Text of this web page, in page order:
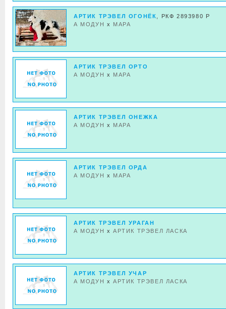
АРТИК ТРЭВЕЛ ОГОНЁК
, РКФ 2893980 Р
А МОДУН x МАРА
АРТИК ТРЭВЕЛ ОРТО
А МОДУН x МАРА
АРТИК ТРЭВЕЛ ОНЕЖКА
А МОДУН x МАРА
АРТИК ТРЭВЕЛ ОРДА
А МОДУН x МАРА
АРТИК ТРЭВЕЛ УРАГАН
А МОДУН xАРТИК ТРЭВЕЛ ЛАСКА
АРТИК ТРЭВЕЛ УЧАР
А МОДУН xАРТИК ТРЭВЕЛ ЛАСКА